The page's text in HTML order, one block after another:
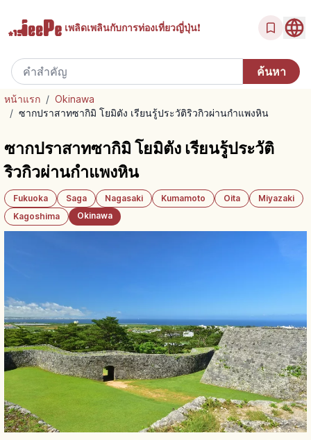
เพลิดเพลินกับการท่องเที่ยวญี่ปุ่น!
หน้าแรก / Okinawa
/ ซากปราสาทซากิมิ โยมิตัง เรียนรู้ประวัติริวกิวผ่านกำแพงหิน
ซากปราสาทซากิมิ โยมิตัง เรียนรู้ประวัติ
ริวกิวผ่านกำแพงหิน
Fukuoka Saga Nagasaki Kumamoto Oita
Miyazaki
Kagoshima
Okinawa